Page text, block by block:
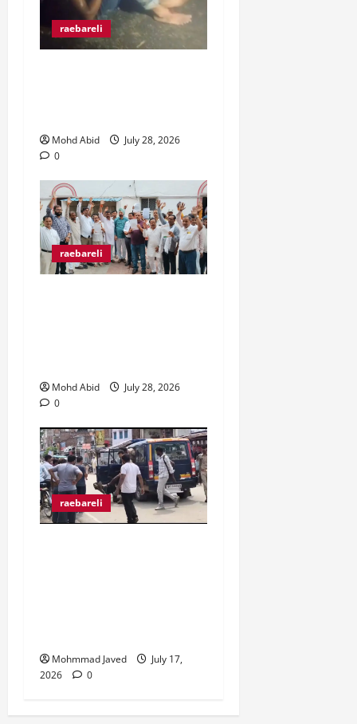
raebareli
Mohd Abid
July 28, 2026
0
raebareli
Mohd Abid
July 28, 2026
0
raebareli
Mohmmad Javed
July 17,
2026
0